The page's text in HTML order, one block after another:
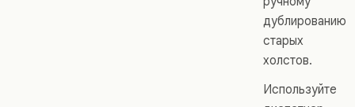
дублированию
старых
холстов.
Используйте